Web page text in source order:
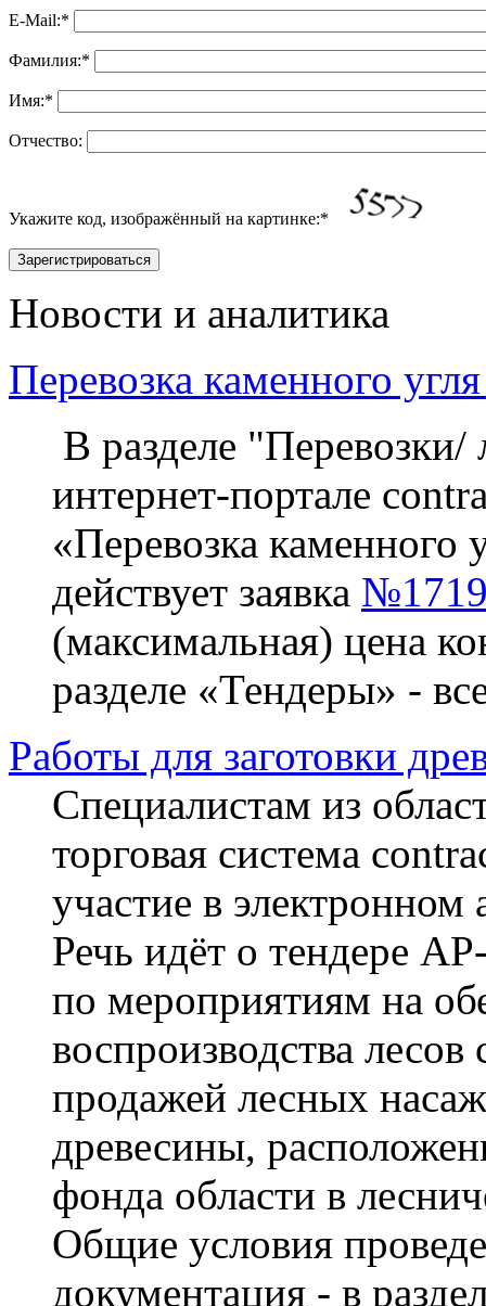
E-Mail:*
Фамилия:*
Имя:*
Отчество:
Укажите код, изображённый на картинке:*
Новости и аналитика
Перевозка каменного
В разделе
интернет-портале
«Перевозка каменного
действует заявка
(максимальная) цена
разделе «Тендеры» -
Работы для заготовки
Специалистам из
торговая система
участие в
Речь идёт о тендере
по мероприятиям на
воспроизводства
продажей лесных
древесины,
фонда области в
Общие условия
документация - в